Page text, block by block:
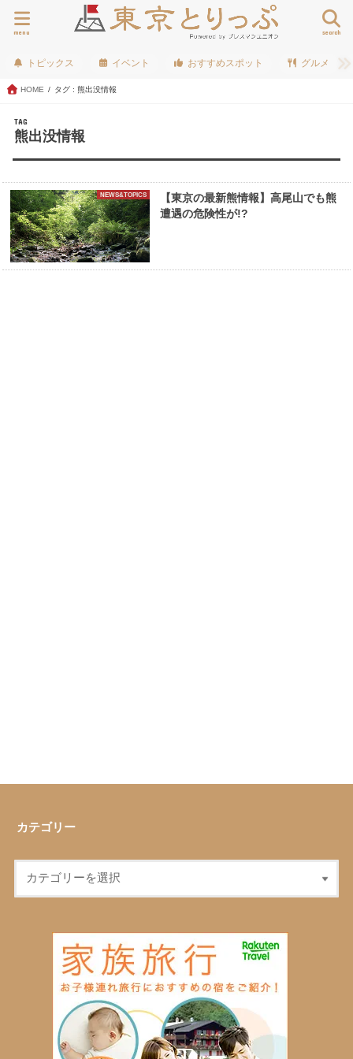
search
menu
トピックス イベント おすすめスポット グルメ
HOME タグ : 熊出没情報
TAG
熊出没情報
NEWS&TOPICS
【東京の最新熊情報】高尾山でも熊
遭遇の危険性が!?
カテゴリー